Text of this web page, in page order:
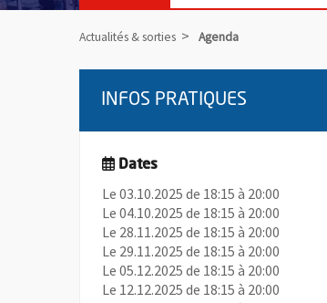
Actualités & sorties Agenda
INFOS PRATIQUES
Dates
Le 03.10.2025 de 18:15 à 20:00
Le 04.10.2025 de 18:15 à 20:00
Le 28.11.2025 de 18:15 à 20:00
Le 29.11.2025 de 18:15 à 20:00
Le 05.12.2025 de 18:15 à 20:00
Le 12.12.2025 de 18:15 à 20:00